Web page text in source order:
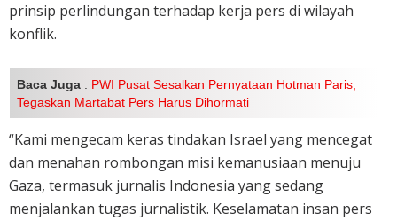
prinsip perlindungan terhadap kerja pers di wilayah
konflik.
Baca Juga : PWI Pusat Sesalkan Pernyataan Hotman Paris,
Tegaskan Martabat Pers Harus Dihormati
“Kami mengecam keras tindakan Israel yang mencegat
dan menahan rombongan misi kemanusiaan menuju
Gaza, termasuk jurnalis Indonesia yang sedang
menjalankan tugas jurnalistik. Keselamatan insan pers